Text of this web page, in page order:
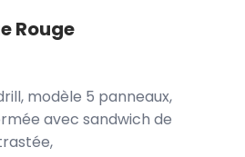
Rouge
modèle 5 panneaux,
avec sandwich de